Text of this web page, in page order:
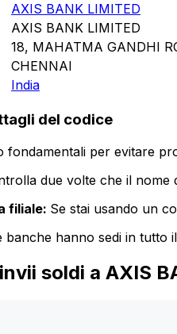
AXIS BANK LIMITED
AXIS BANK LIMITED
18, MAHATMA GANDHI
CHENNAI
India
del codice
per evitare
due volte che il nome
filiale: Se stai usando un
banche hanno sedi in tutto
soldi a AXIS